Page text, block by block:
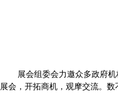
展会组委会力邀众多政府机
展会，开拓商机，观摩交流。